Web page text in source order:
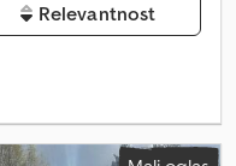
Relevantnost